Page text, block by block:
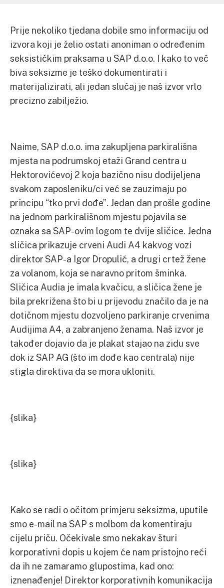
Prije nekoliko tjedana dobile smo informaciju od
izvora koji je želio ostati anoniman o određenim
seksističkim praksama u SAP d.o.o. I kako to već
biva seksizme je teško dokumentirati i
materijalizirati, ali jedan slučaj je naš izvor vrlo
precizno zabilježio.
Naime, SAP d.o.o. ima zakupljena parkirališna
mjesta na podrumskoj etaži Grand centra u
Hektorovićevoj 2 koja bazično nisu dodijeljena
svakom zaposleniku/ci već se zauzimaju po
principu “tko prvi dođe”. Jedan dan prošle godine
na jednom parkirališnom mjestu pojavila se
oznaka sa SAP-ovim logom te dvije sličice. Jedna
sličica prikazuje crveni Audi A4 kakvog vozi
direktor SAP-a Igor Dropulić, a drugi crtež žene
za volanom, koja se naravno pritom šminka.
Sličica Audia je imala kvačicu, a sličica žene je
bila prekrižena što bi u prijevodu značilo da je na
dotičnom mjestu dozvoljeno parkiranje crvenima
Audijima A4, a zabranjeno ženama. Naš izvor je
također dojavio da je plakat stajao na zidu sve
dok iz SAP AG (što im dođe kao centrala) nije
stigla direktiva da se mora ukloniti.
{slika}
{slika}
Kako se radi o očitom primjeru seksizma, uputile
smo e-mail na SAP s molbom da komentiraju
cijelu priču. Očekivale smo nekakav šturi
korporativni dopis u kojem će nam pristojno reći
da ih ne zamaramo glupostima, kad ono:
iznenađenje! Direktor korporativnih komunikacija